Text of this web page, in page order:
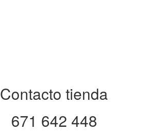
Contacto tienda
671 642 448